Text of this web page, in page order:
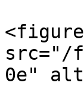
src="/
0e"